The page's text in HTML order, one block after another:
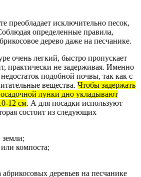
преобладает исключительно песок,
определенные правила,
дерево даже на песчанике.
очень легкий, быстро пропускает
практически не задерживая. Именно
подобной почвы, так как с
вещества. Чтобы задержать
лунки дно укладывают
12 см. А для посадки используют
состоит из следующих
земли;
компоста;
деревьев на песчанике